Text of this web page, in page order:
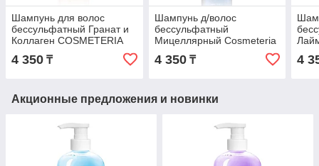
Шампунь для волос
бессульфатный Гранат и
Коллаген COSMETERIA
Natural Clarity Hair
Shampoo
4 350 ₸
Шампунь д/волос
бессульфатный
Мицеллярный Cosmeteria
Micellar&Pure Shampoo
Anti-Grease&Color
4 350₸ 4
Акционные предложения и новинки